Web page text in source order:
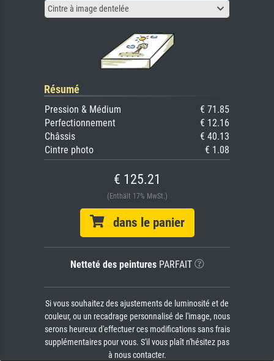
Cintre à image dentelée
Résumé
Pression & Médium
€ 71.85
Perfectionnement
€ 12.16
Châssis
€ 40.13
Cintre photo
€ 1.08
€ 125.21
(Enthält 17% MwSt.)
dans le panier
Netteté des peinturesPARFAIT
Si vous souhaitez des ajustements de luminosité et de
couleur, ou un recadrage personnalisé de l'image, nous
serons heureux d'effectuer ces modifications sans frais
supplémentaires pour vous. S'il vous plaît n'hésitez pas
à nous contacter.